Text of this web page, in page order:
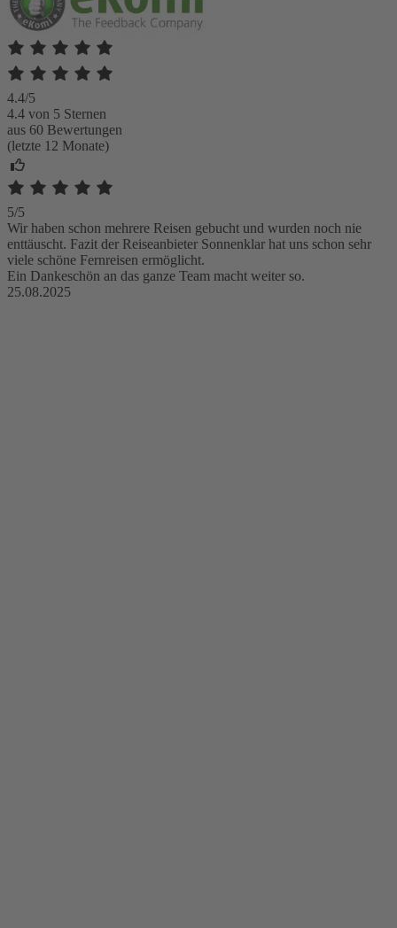
4.4/5
4.4 von 5 Sternen
aus 60 Bewertungen
(letzte 12 Monate)
5/5
Wir haben schon mehrere Reisen gebucht und wurden noch nie
enttäuscht. Fazit der Reiseanbieter Sonnenklar hat uns schon sehr
viele schöne Fernreisen ermöglicht.
Ein Dankeschön an das ganze Team macht weiter so.
25.08.2025